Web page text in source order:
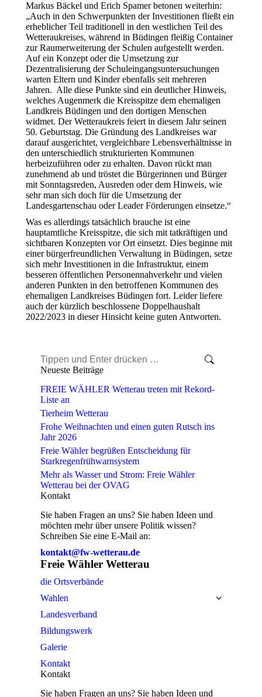
Markus Bäckel und Erich Spamer betonen weiterhin:
„Auch in den Schwerpunkten der Investitionen fließt ein
erheblicher Teil traditionell in den westlichen Teil des
Wetteraukreises, während in Büdingen fleißig Container
zur Raumerweiterung der Schulen aufgestellt werden.
Auf ein Konzept oder die Umsetzung zur
Dezentralisierung der Schuleingangsuntersuchungen
warten Eltern und Kinder ebenfalls seit mehreren
Jahren. Alle diese Punkte sind ein deutlicher Hinweis,
welches Augenmerk die Kreisspitze dem ehemaligen
Landkreis Büdingen und den dortigen Menschen
widmet. Der Wetteraukreis feiert in diesem Jahr seinen
50. Geburtstag. Die Gründung des Landkreises war
darauf ausgerichtet, vergleichbare Lebensverhältnisse in
den unterschiedlich strukturierten Kommunen
herbeizuführen oder zu erhalten. Davon rückt man
zunehmend ab und tröstet die Bürgerinnen und Bürger
mit Sonntagsreden, Ausreden oder dem Hinweis, wie
sehr man sich doch für die Umsetzung der
Landesgartenschau oder Leader Förderungen einsetze.“
Was es allerdings tatsächlich brauche ist eine
hauptamtliche Kreisspitze, die sich mit tatkräftigen und
sichtbaren Konzepten vor Ort einsetzt. Dies beginne mit
einer bürgerfreundlichen Verwaltung in Büdingen, setze
sich mehr Investitionen in die Infrastruktur, einem
besseren öffentlichen Personennahverkehr und vielen
anderen Punkten in den betroffenen Kommunen des
ehemaligen Landkreises Büdingen fort. Leider liefere
auch der kürzlich beschlossene Doppelhaushalt
2022/2023 in dieser Hinsicht keine guten Antworten.
Search:
Neueste Beiträge
FREIE WÄHLER Wetterau treten mit Rekord-
Liste an
Tierheim Wetterau
Frohe Weihnachten und einen guten Rutsch ins
Jahr 2026
Freie Wähler begrüßen Entscheidung für
Starkregenfrühwarnsystem
Mehr als Wasser und Strom: Freie Wähler
Wetterau bei der OVAG
Kontakt
Sie haben Fragen an uns? Sie haben Ideen und
möchten mehr über unsere Politik wissen?
Schreiben Sie eine E-Mail an:
kontakt@fw-wetterau.de
Freie Wähler Wetterau
die Ortsverbände
Wahlen
Landesverband
Bildungswerk
Galerie
Kontakt
Kontakt
Sie haben Fragen an uns? Sie haben Ideen und